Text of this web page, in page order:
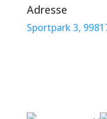
Adresse
Sportpark 3,